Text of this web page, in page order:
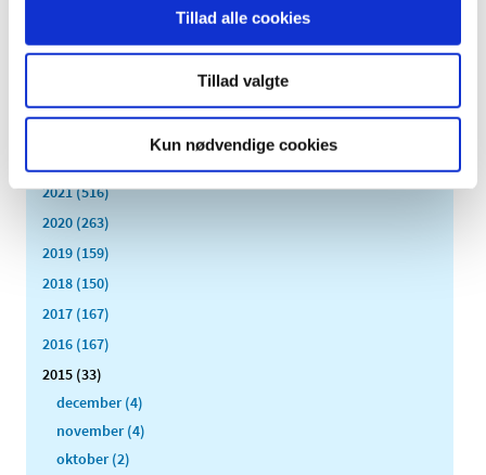
Tillad alle cookies
Tillad valgte
Kun nødvendige cookies
2026 (84)
2024 (224)
2021 (516)
2020 (263)
2019 (159)
2018 (150)
2017 (167)
2016 (167)
2015 (33)
december (4)
november (4)
oktober (2)